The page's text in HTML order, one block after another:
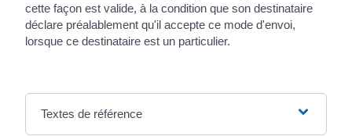
cette façon est valide, à la condition que son destinataire
déclare préalablement qu'il accepte ce mode d'envoi,
lorsque ce destinataire est un particulier.
Textes de référence